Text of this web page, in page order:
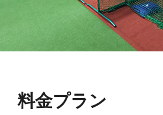
料金プラン